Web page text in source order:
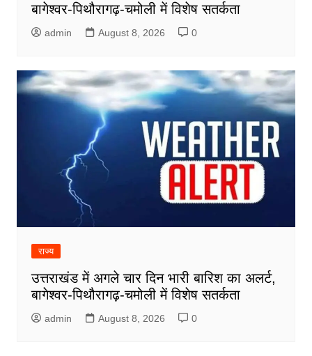
बागेश्वर-पिथौरागढ़-चमोली में विशेष सतर्कता
admin August 8, 2026 0
राज्य
उत्तराखंड में अगले चार दिन भारी बारिश का अलर्ट,
बागेश्वर-पिथौरागढ़-चमोली में विशेष सतर्कता
admin August 8, 2026 0